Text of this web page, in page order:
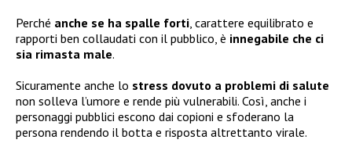
Perché anche se ha spalle forti , carattere equilibrato e
rapporti ben collaudati con il pubblico, è innegabile che ci
sia rimasta male.
Sicuramente anche lo stress dovuto a problemi di salute
non solleva l’umore e rende più vulnerabili. Così, anche i
personaggi pubblici escono dai copioni e sfoderano la
persona rendendo il botta e risposta altrettanto virale.